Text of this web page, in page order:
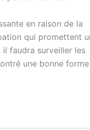
en raison de la
qui promettent
il faudra surveiller les
une bonne forme